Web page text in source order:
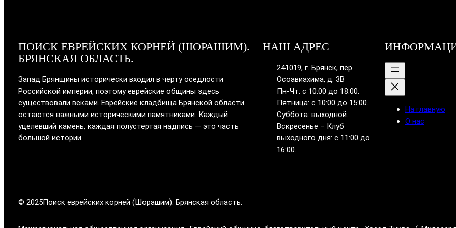
ПОИСК ЕВРЕЙСКИХ КОРНЕЙ (ШОРАШИМ).
БРЯНСКАЯ ОБЛАСТЬ.
Запад Брянщины исторически входил в черту оседлости
Российской империи, поэтому еврейские общины здесь
существовали веками. Еврейские кладбища Брянской области
остаются важными историческими памятниками. Каждый
уцелевший камень, каждая полустертая надпись — это часть
большой истории.
НАШ АДРЕС
241019, г. Брянск, пер.
Осоавиахима, д. 3В
Пн-Чт: с 10:00 до 18:00.
Пятница: с 10:00 до 15:00.
Суббота: выходной.
Вскресенье – Клуб
выходного дня: с 11:00 до
16:00.
На главную
О нас
© 2025Поиск еврейских корней (Шорашим). Брянская область.